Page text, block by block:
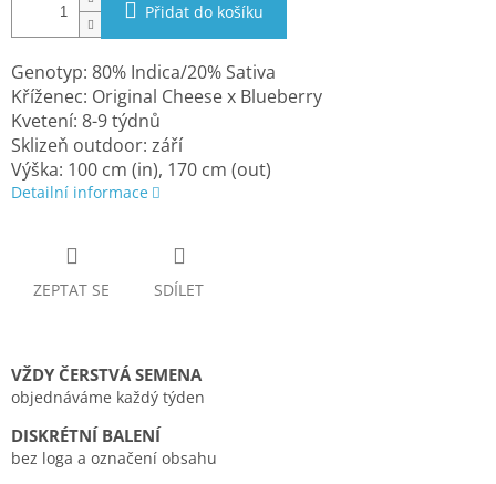
Přidat do košíku
Genotyp: 80% Indica/20% Sativa
Kříženec: Original Cheese x Blueberry
Kvetení: 8-9 týdnů
Sklizeň outdoor: září
Výška: 100 cm (in), 170 cm (out)
Detailní informace
ZEPTAT SE SDÍLET
VŽDY ČERSTVÁ SEMENA
objednáváme každý týden
DISKRÉTNÍ BALENÍ
bez loga a označení obsahu